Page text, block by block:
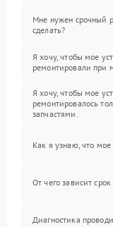
Мне нужен срочный
сделать?
Я хочу, чтобы мое
ремонтировали при
Я хочу, чтобы мое
ремонтировалось
запчастями.
Как я узнаю, что мое
От чего зависит
Диагностика